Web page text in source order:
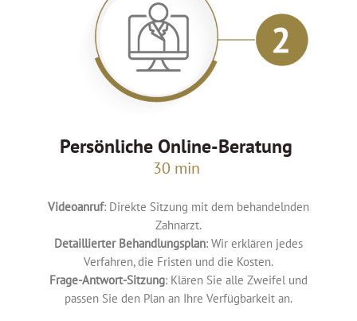
Persönliche Online-Beratung
30 min
Videoanruf: Direkte Sitzung mit dem behandelnden
Zahnarzt.
Detaillierter Behandlungsplan: Wir erklären jedes
Verfahren, die Fristen und die Kosten.
Frage-Antwort-Sitzung: Klären Sie alle Zweifel und
passen Sie den Plan an Ihre Verfügbarkeit an.